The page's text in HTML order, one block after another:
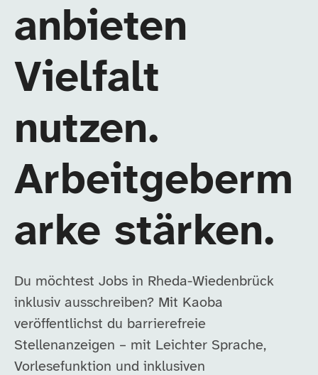
anbieten
Vielfalt
nutzen.
Arbeitgeberm
arke stärken.
Du möchtest Jobs in Rheda-Wiedenbrück
inklusiv ausschreiben? Mit Kaoba
veröffentlichst du barrierefreie
Stellenanzeigen – mit Leichter Sprache,
Vorlesefunktion und inklusiven